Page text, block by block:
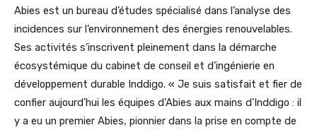
Abies est un bureau d’études spécialisé dans l’analyse des
incidences sur l’environnement des énergies renouvelables.
Ses activités s’inscrivent pleinement dans la démarche
écosystémique du cabinet de conseil et d’ingénierie en
développement durable Inddigo. « Je suis satisfait et fier de
confier aujourd’hui les équipes d’Abies aux mains d’Inddigo : il
y a eu un premier Abies, pionnier dans la prise en compte de